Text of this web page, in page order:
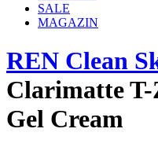
SALE
MAGAZIN
REN Clean
Clarimatte T-
Gel Cream